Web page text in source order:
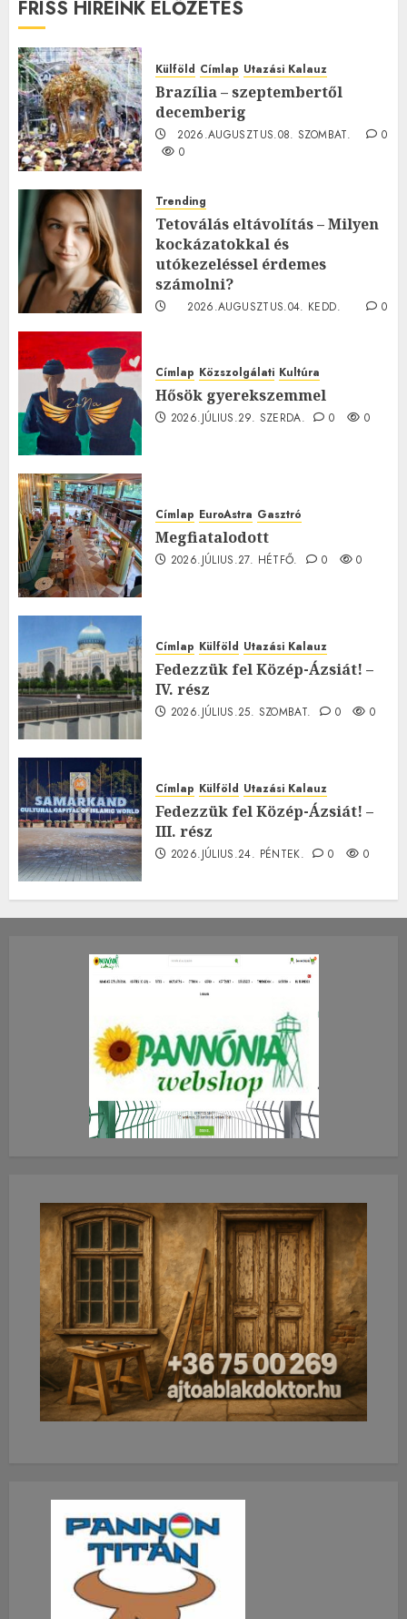
FRISS HÍREINK ELŐZETES
Külföld Címlap Utazási Kalauz
Brazília – szeptembertől
decemberig
2026.AUGUSZTUS.08. SZOMBAT.
0
0
Trending
Tetoválás eltávolítás – Milyen
kockázatokkal és
utókezeléssel érdemes
számolni?
2026.AUGUSZTUS.04. KEDD.
0
Címlap Közszolgálati Kultúra
Hősök gyerekszemmel
2026.JÚLIUS.29. SZERDA. 0 0
Címlap EuroAstra Gasztró
Megfiatalodott
2026.JÚLIUS.27. HÉTFŐ. 0 0
Címlap Külföld Utazási Kalauz
Fedezzük fel Közép-Ázsiát! –
IV. rész
2026.JÚLIUS.25. SZOMBAT. 0 0
Címlap Külföld Utazási Kalauz
Fedezzük fel Közép-Ázsiát! –
III. rész
2026.JÚLIUS.24. PÉNTEK. 0 0